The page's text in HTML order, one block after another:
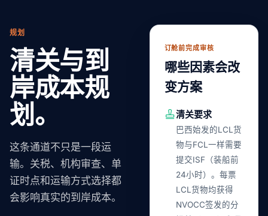
规划
清关与到
岸成本规
划。
这条通道不只是一段运
输。关税、机构审查、单
证时点和运输方式选择都
会影响真实的到岸成本。
订舱前完成审核
哪些因素会改
变方案
清关要求
巴西始发的LCL货
物与FCL一样需要
提交ISF（装船前
24小时）。每票
LCL货物均获得
NVOCC签发的分